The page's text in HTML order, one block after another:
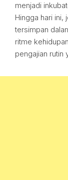
menjadi
Hingga hari ini,
tersimpan
ritme
pengajian rutin